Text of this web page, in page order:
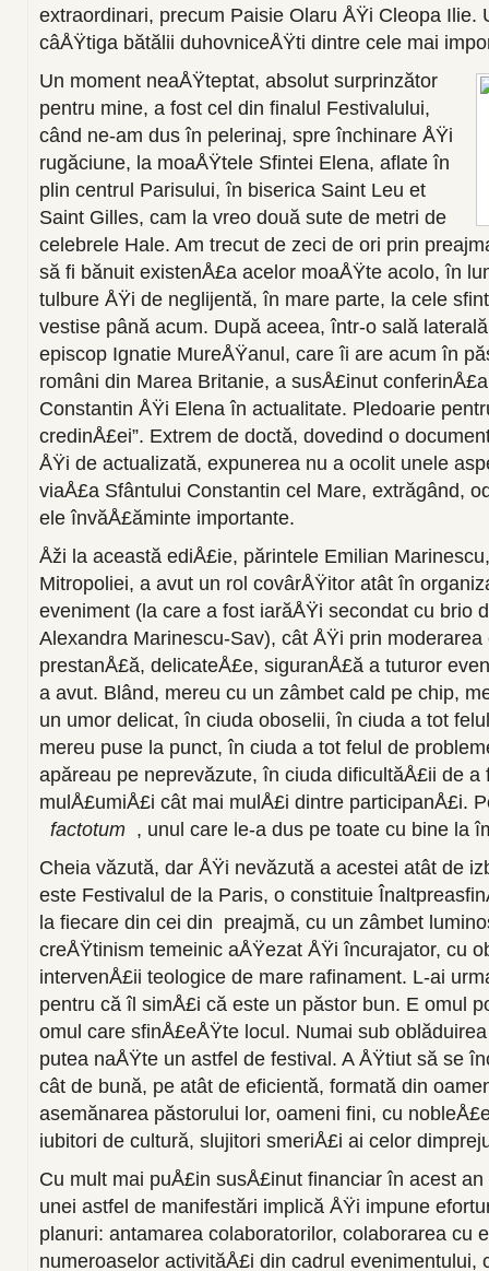
extraordinari, precum Paisie Olaru ÅŸi Cleopa Ilie.
câÅŸtiga bătălii duhovniceÅŸti dintre cele mai
Un moment neaÅŸteptat, absolut surprinzător
pentru mine, a fost cel din finalul Festivalului,
când ne-am dus în pelerinaj, spre închinare ÅŸi
rugăciune, la moaÅŸtele Sfintei Elena, aflate în
plin centrul Parisului, în biserica Saint Leu et
Saint Gilles, cam la vreo două sute de metri de
celebrele Hale. Am trecut de zeci de ori prin
să fi bănuit existenÅ£a acelor moaÅŸte acolo, în
tulbure ÅŸi de neglijentă, în mare parte, la cele
vestise până acum. După aceea, într-o sală
episcop Ignatie MureÅŸanul, care îi are acum în
români din Marea Britanie, a susÅ£inut
Constantin ÅŸi Elena în actualitate. Pledoarie
credinÅ£ei”. Extrem de doctă, dovedind o
ÅŸi de actualizată, expunerea nu a ocolit unele
viaÅ£a Sfântului Constantin cel Mare, extrăgând,
ele învăÅ£ăminte importante.
Åži la această ediÅ£ie, părintele Emilian
Mitropoliei, a avut un rol covârÅŸitor atât în
eveniment (la care a fost iarăÅŸi secondat cu brio
Alexandra Marinescu-Sav), cât ÅŸi prin moderarea
prestanÅ£ă, delicateÅ£e, siguranÅ£ă a tuturor
a avut. Blând, mereu cu un zâmbet cald pe chip,
un umor delicat, în ciuda oboselii, în ciuda a tot
mereu puse la punct, în ciuda a tot felul de
apăreau pe neprevăzute, în ciuda dificultăÅ£ii de a
mulÅ£umiÅ£i cât mai mulÅ£i dintre participanÅ£i.
factotum , unul care le-a dus pe toate cu bine la
Cheia văzută, dar ÅŸi nevăzută a acestei atât de
este Festivalul de la Paris, o constituie
la fiecare din cei din preajmă, cu un zâmbet
creÅŸtinism temeinic aÅŸezat ÅŸi încurajator, cu
intervenÅ£ii teologice de mare rafinament. L-ai
pentru că îl simÅ£i că este un păstor bun. E omul
omul care sfinÅ£eÅŸte locul. Numai sub
putea naÅŸte un astfel de festival. A ÅŸtiut să se
cât de bună, pe atât de eficientă, formată din
asemănarea păstorului lor, oameni fini, cu
iubitori de cultură, slujitori smeriÅ£i ai celor
Cu mult mai puÅ£in susÅ£inut financiar în acest
unei astfel de manifestări implică ÅŸi impune
planuri: antamarea colaboratorilor, colaborarea cu
numeroaselor activităÅ£i din cadrul